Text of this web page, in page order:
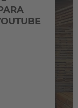
en exteriores,